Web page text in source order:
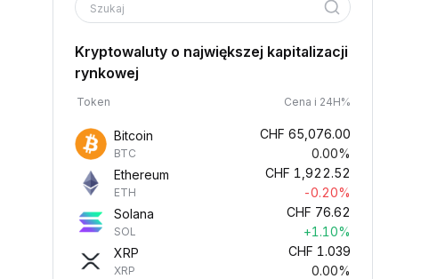
Szukaj
Kryptowaluty o największej kapitalizacji
rynkowej
Token Cena i 24H%
Bitcoin
BTC
CHF 65,076.00
0.00%
Ethereum
ETH
CHF 1,922.52
-0.20%
Solana
SOL
CHF 76.62
+1.10%
XRP
XRP
CHF 1.039
0.00%